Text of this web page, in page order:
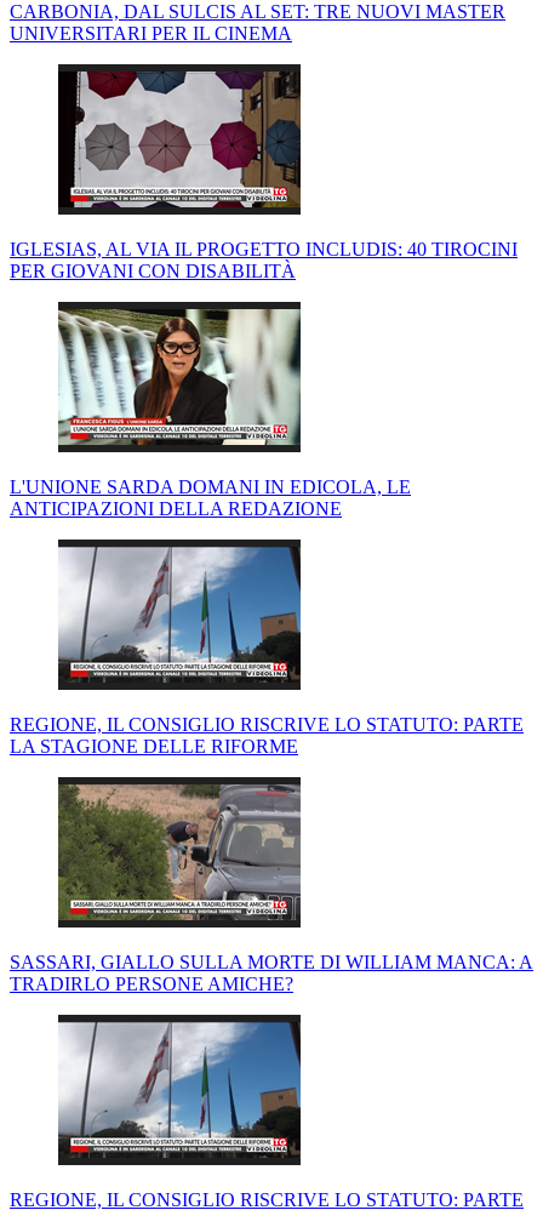
CARBONIA, DAL SULCIS AL SET: TRE NUOVI MASTER
UNIVERSITARI PER IL CINEMA
IGLESIAS, AL VIA IL PROGETTO INCLUDIS: 40 TIROCINI
PER GIOVANI CON DISABILITÀ
L'UNIONE SARDA DOMANI IN EDICOLA, LE
ANTICIPAZIONI DELLA REDAZIONE
REGIONE, IL CONSIGLIO RISCRIVE LO STATUTO: PARTE
LA STAGIONE DELLE RIFORME
SASSARI, GIALLO SULLA MORTE DI WILLIAM MANCA: A
TRADIRLO PERSONE AMICHE?
REGIONE, IL CONSIGLIO RISCRIVE LO STATUTO: PARTE